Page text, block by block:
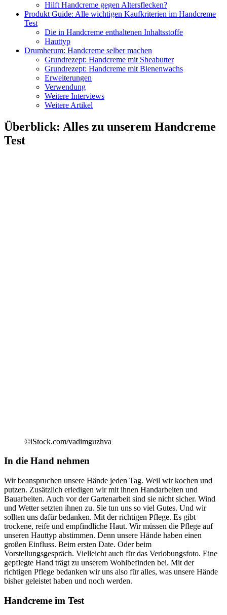
Hilft Handcreme gegen Altersflecken?
Produkt Guide: Alle wichtigen Kaufkriterien im Handcreme
Test
Die in Handcreme enthaltenen Inhaltsstoffe
Hauttyp
Drumherum: Handcreme selber machen
Grundrezept: Handcreme mit Sheabutter
Grundrezept: Handcreme mit Bienenwachs
Erweiterungen
Verwendung
Weitere Interviews
Weitere Artikel
Überblick: Alles zu unserem Handcreme
Test
©iStock.com/vadimguzhva
In die Hand nehmen
Wir beanspruchen unsere Hände jeden Tag. Weil wir kochen und
putzen. Zusätzlich erledigen wir mit ihnen Handarbeiten und
Bauarbeiten. Auch vor der Gartenarbeit sind sie nicht sicher. Wind
und Wetter setzten ihnen zu. Sie tun uns so viel Gutes. Und wir
sollten uns dafür bedanken. Mit der richtigen Pflege. Es gibt
trockene, reife und empfindliche Haut. Wir müssen die Pflege auf
unseren Hauttyp abstimmen. Denn unsere Hände haben einen
großen Einfluss. Beim ersten Date. Oder beim
Vorstellungsgespräch. Vielleicht auch für das Verlobungsfoto. Eine
gepflegte Hand trägt zu unserem Wohlbefinden bei. Mit der
richtigen Pflege bedanken wir uns also für alles, was unsere Hände
bisher geleistet haben und noch werden.
Handcreme im Test